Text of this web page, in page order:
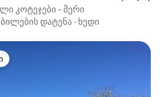
კოტეჯები - მერი
დატენა · ხედი
ვარიანტი